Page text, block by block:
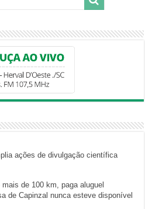
ações de divulgação científica
de 100 km, paga aluguel
de Capinzal nunca esteve disponível